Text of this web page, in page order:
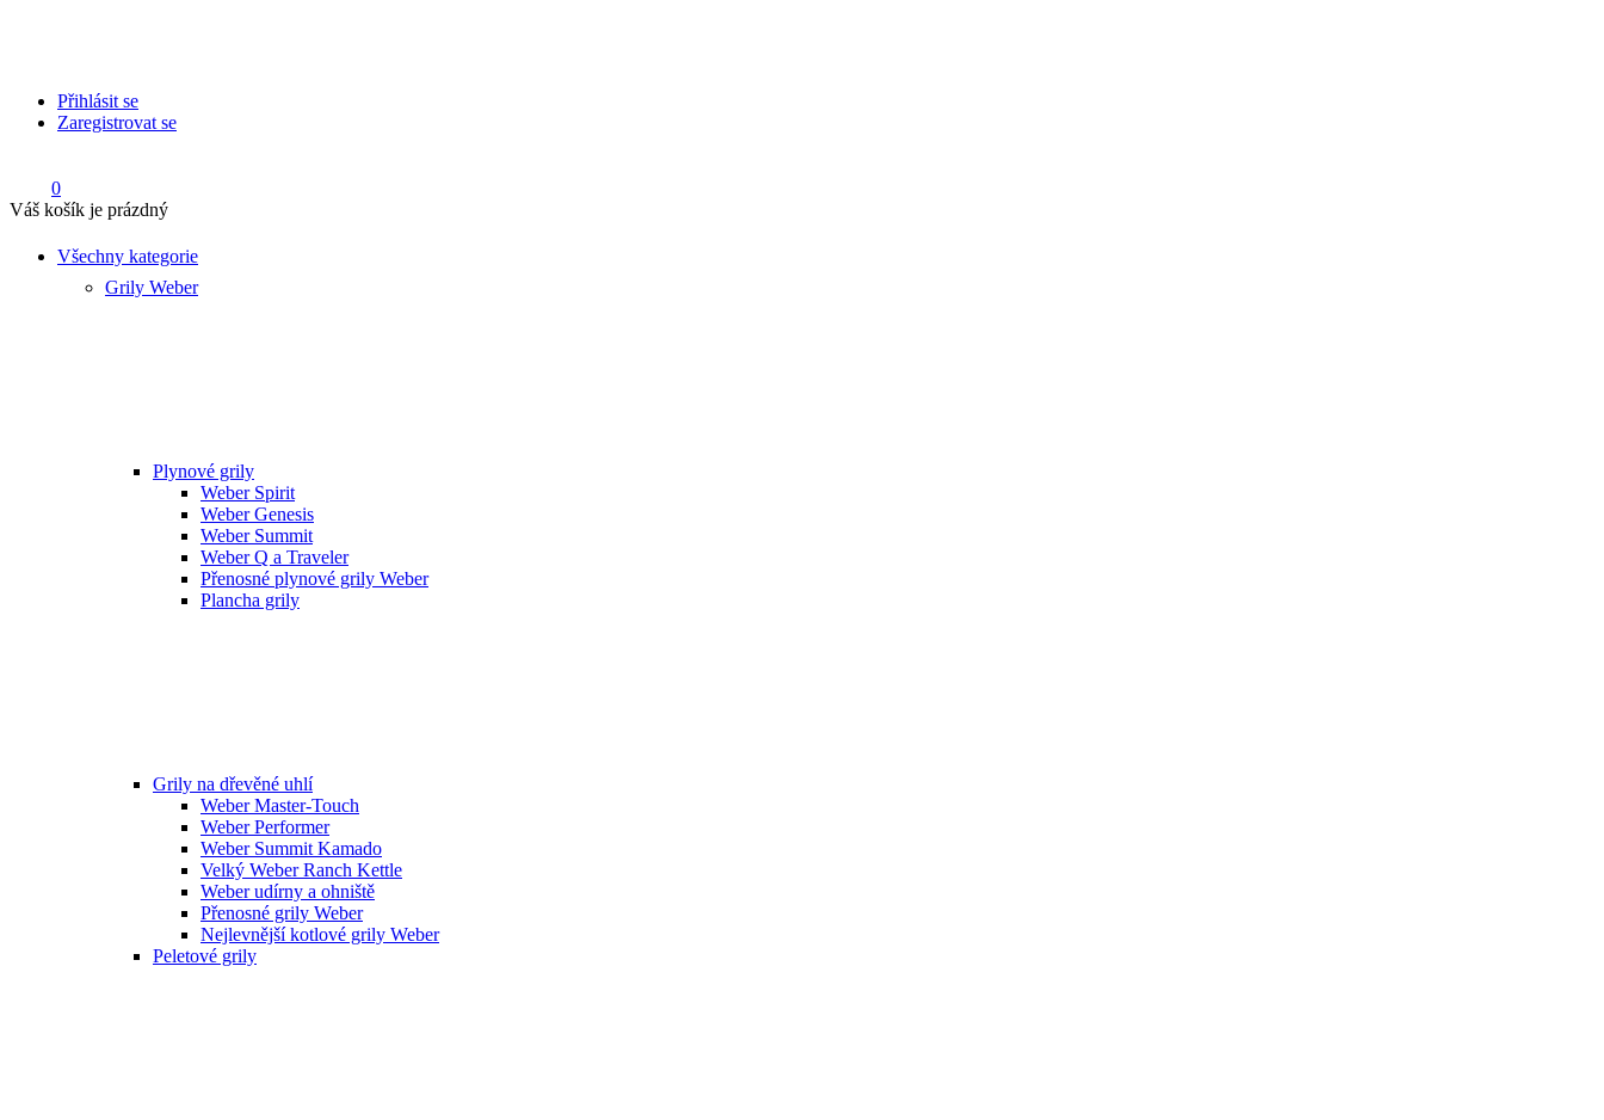
Přihlásit se
Zaregistrovat se
0
Váš košík je prázdný
Všechny kategorie
Grily Weber
Plynové grily
Weber Spirit
Weber Genesis
Weber Summit
Weber Q a Traveler
Přenosné plynové grily Weber
Plancha grily
Grily na dřevěné uhlí
Weber Master-Touch
Weber Performer
Weber Summit Kamado
Velký Weber Ranch Kettle
Weber udírny a ohniště
Přenosné grily Weber
Nejlevnější kotlové grily Weber
Peletové grily